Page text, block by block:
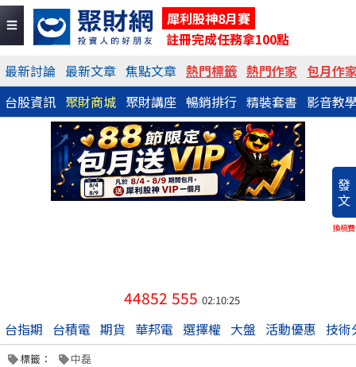
犀利股神8月賽
註冊完成任務拿100點
最新討論 最新文章 焦點文章 熱門標籤 熱門作家 包月作
台股資訊 聚財商城 聚財講座 暢銷排行 精裝套書 影音教
發
文
換稿費
44852 555 02:10:25
台指期 台積電 期貨 華邦電 選擇權 大盤 活動優惠 技術
標籤： 中磊